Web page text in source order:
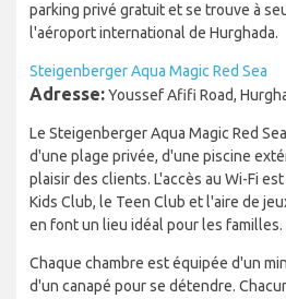
parking privé gratuit et se trouve à
l'aéroport international de Hurghada.
Steigenberger Aqua Magic Red Sea
Adresse:Youssef Afifi Road,
Le Steigenberger Aqua Magic Red
d'une plage privée, d'une piscine
plaisir des clients. L'accès au Wi-Fi
Kids Club, le Teen Club et l'aire de
en font un lieu idéal pour les familles.
Chaque chambre est équipée d'un
d'un canapé pour se détendre.